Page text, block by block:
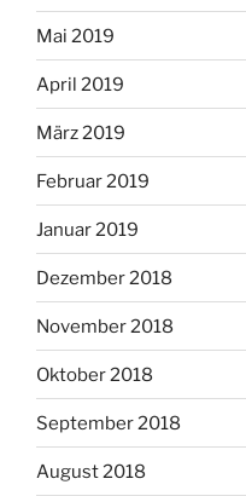
Mai 2019
April 2019
März 2019
Februar 2019
Januar 2019
Dezember 2018
November 2018
Oktober 2018
September 2018
August 2018